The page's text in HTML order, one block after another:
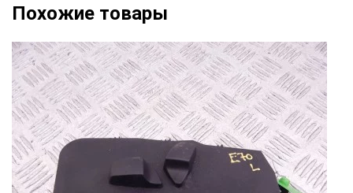
Похожие товары